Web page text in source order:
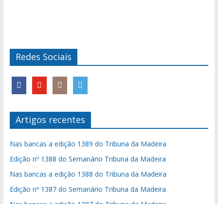
Redes Sociais
Artigos recentes
Nas bancas a edição 1389 do Tribuna da Madeira
Edição nº 1388 do Semanário Tribuna da Madeira
Nas bancas a edição 1388 do Tribuna da Madeira
Edição nº 1387 do Semanário Tribuna da Madeira